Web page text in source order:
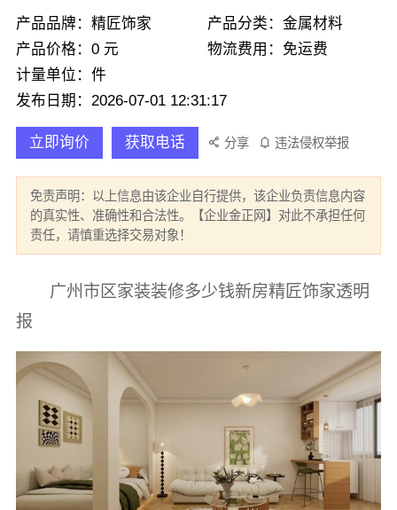
产品品牌：精匠饰家
产品分类：金属材料
产品价格：0 元
物流费用：免运费
计量单位：件
发布日期：2026-07-01 12:31:17
立即询价 获取电话 分享 违法侵权举报
免责声明：以上信息由该企业自行提供，该企业负责信息内容
的真实性、准确性和合法性。【企业金正网】对此不承担任何
责任，请慎重选择交易对象！
广州市区家装装修多少钱新房精匠饰家透明
报